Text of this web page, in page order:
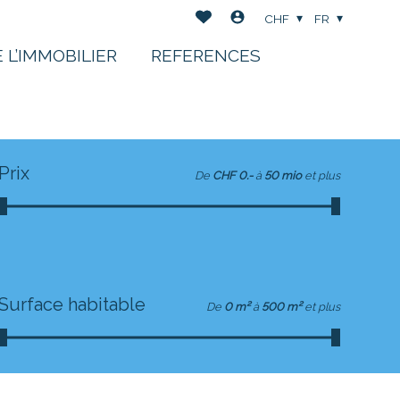
REFERENCES
CHF FR
Prix De CHF 0.- à 50 mio et plus
habitable De 0 m² à 500 m² et plus